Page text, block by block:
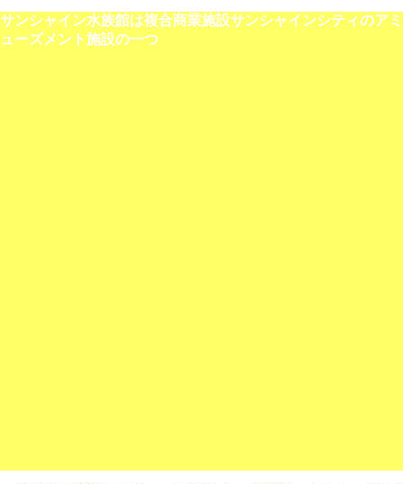
サンシャイン水族館は複合商業施設サンシャインシティのアミ
ューズメント施設の一つ